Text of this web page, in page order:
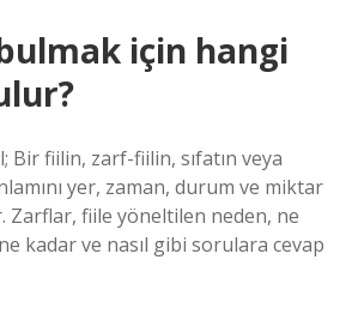
için hangi
Bir fiilin, zarf-fiilin, sıfatın veya
yer, zaman, durum ve miktar
Zarflar, fiile yöneltilen neden, ne
kadar ve nasıl gibi sorulara cevap